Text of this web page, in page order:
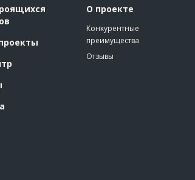
О проекте
Конкурентные
преимущества
Отзывы